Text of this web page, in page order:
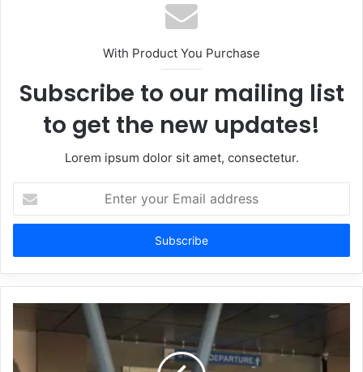
With Product You Purchase
Subscribe to our mailing list
to get the new updates!
Lorem ipsum dolor sit amet, consectetur.
your
Email